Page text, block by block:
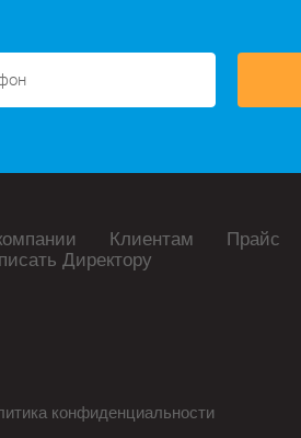
Клиентам Прайс
Директору
конфиденциальности